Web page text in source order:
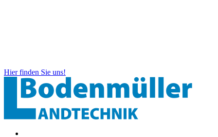
Hier finden Sie uns!